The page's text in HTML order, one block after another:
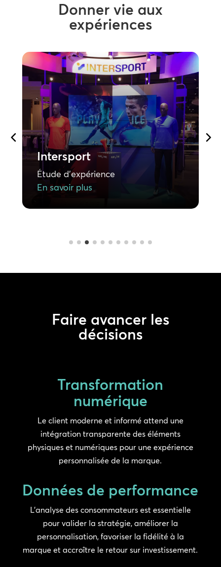
Donner vie aux
expériences
Intersport
Étude d'expérience
En savoir plus
Faire avancer les
décisions
Transformation
numérique
Le client moderne et informé attend une
intégration transparente des éléments
physiques et numériques pour une expérience
personnalisée de la marque.
Données de performance
L’analyse des consommateurs est essentielle
pour valider la stratégie, améliorer la
personnalisation, favoriser la fidélité à la
marque et accroître le retour sur investissement.